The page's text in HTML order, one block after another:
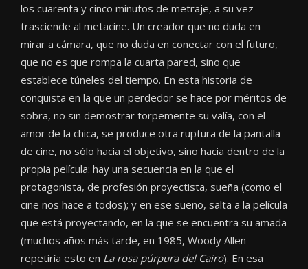
los cuarenta y cinco minutos de metraje, a su vez
trasciende al metacine. Un creador que no duda en
mirar a cámara, que no duda en conectar con el futuro,
que no es que rompa la cuarta pared, sino que
establece túneles del tiempo. En esta historia de
conquista en la que un perdedor se hace por méritos de
sobra, no sin demostrar torpemente su valía, con el
amor de la chica, se produce otra ruptura de la pantalla
de cine, no sólo hacia el objetivo, sino hacia dentro de la
propia película: hay una secuencia en la que el
protagonista, de profesión proyectista, sueña (como el
cine nos hace a todos); y en ese sueño, salta a la película
que está proyectando, en la que se encuentra su amada
(muchos años más tarde, en 1985, Woody Allen
repetiría esto en La rosa púrpura del Cairo). En esa